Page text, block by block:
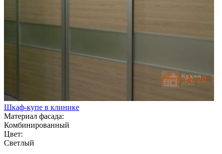
Шкаф-купе в клинике
Материал фасада:
Комбинированный
Цвет:
Светлый